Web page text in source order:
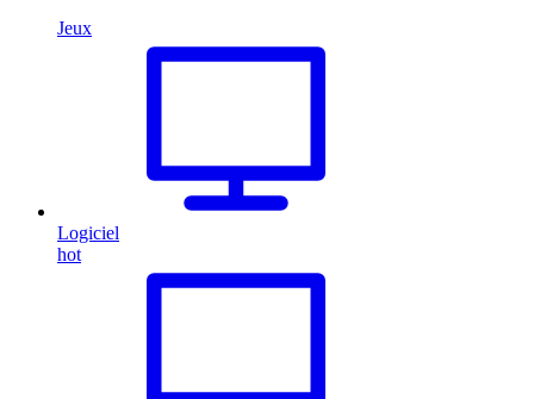
Jeux
Logiciel
hot